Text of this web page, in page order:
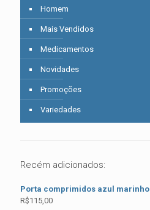
Homem
Mais Vendidos
Medicamentos
Novidades
Promoções
Variedades
Recém adicionados:
Porta comprimidos azul marinho
R$115,00